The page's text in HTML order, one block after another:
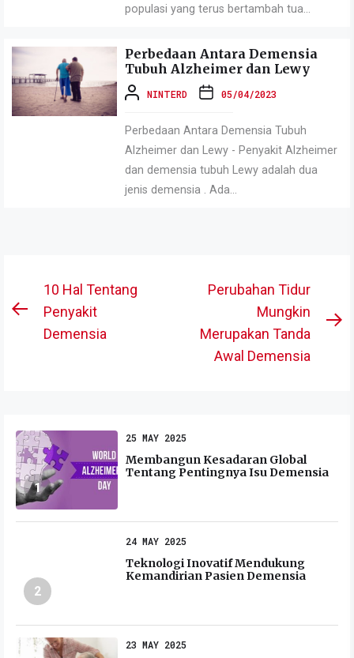
populasi yang terus bertambah tua...
Perbedaan Antara Demensia
Tubuh Alzheimer dan Lewy
NINTERD 05/04/2023
Perbedaan Antara Demensia Tubuh
Alzheimer dan Lewy - Penyakit Alzheimer
dan demensia tubuh Lewy adalah dua
jenis demensia . Ada...
Post
navigation
Previous
10 Hal Tentang
Penyakit
Demensia
Perubahan Tidur
Mungkin
Merupakan Tanda
Awal Demensia
1
25 MAY 2025
Membangun Kesadaran Global
Tentang Pentingnya Isu Demensia
2
24 MAY 2025
Teknologi Inovatif Mendukung
Kemandirian Pasien Demensia
23 MAY 2025